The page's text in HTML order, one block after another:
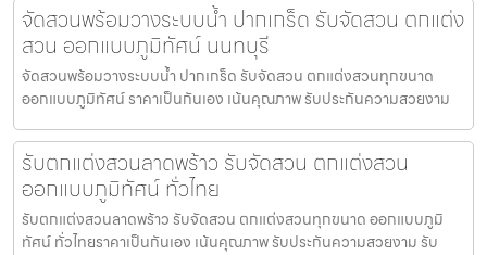
จัดสวนพร้อมวางระบบน้ำ ปากเกร็ด รับจัดสวน ตกแต่ง
สวน ออกแบบภูมิทัศน์ นนทบุรี
จัดสวนพร้อมวางระบบน้ำ ปากเกร็ด รับจัดสวน ตกแต่งสวนทุกขนาด
ออกแบบภูมิทัศน์ ราคาเป็นกันเอง เน้นคุณภาพ รับประกันความสวยงาม
รับตกแต่งสวนลาดพร้าว รับจัดสวน ตกแต่งสวน
ออกแบบภูมิทัศน์ ทั่วไทย
รับตกแต่งสวนลาดพร้าว รับจัดสวน ตกแต่งสวนทุกขนาด ออกแบบภูมิ
ทัศน์ ทั่วไทยราคาเป็นกันเอง เน้นคุณภาพ รับประกันความสวยงาม รับ